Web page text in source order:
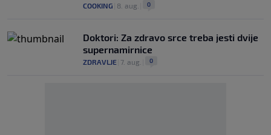
COOKING 8. aug. 0
Doktori: Za zdravo srce treba jesti dvije
supernamirnice
ZDRAVLJE 7. aug. 0